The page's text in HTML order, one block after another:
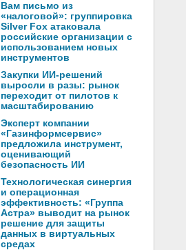
Вам письмо из
«налоговой»: группировка
Silver Fox атаковала
российские организации с
использованием новых
инструментов
Закупки ИИ-решений
выросли в разы: рынок
переходит от пилотов к
масштабированию
Эксперт компании
«Газинформсервис»
предложила инструмент,
оценивающий
безопасность ИИ
Технологическая синергия
и операционная
эффективность: «Группа
Астра» выводит на рынок
решение для защиты
данных в виртуальных
средах